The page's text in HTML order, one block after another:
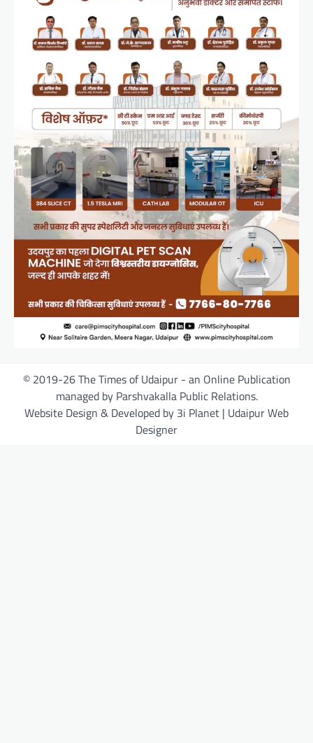
© 2019-26 The Times of Udaipur - an Online Publication
managed by Parshvakalla Public Relations.
Website Design & Developed by 3i Planet | Udaipur Web
Designer